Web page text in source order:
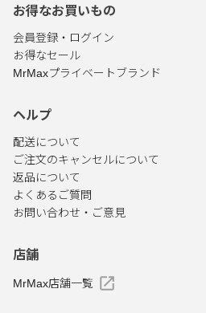
お得なお買いもの
会員登録・ログイン
お得なセール
MrMaxプライベートブランド
ヘルプ
配送について
ご注文のキャンセルについて
返品について
よくあるご質問
お問い合わせ・ご意見
店舗
MrMax店舗一覧